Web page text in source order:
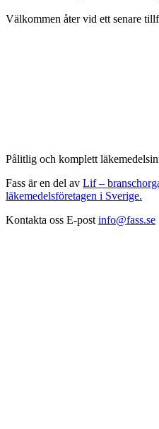
Välkommen åter vid ett senare
Pålitlig och komplett
Fass är en del av Lif –
läkemedelsföretagen i Sverige.
Kontakta oss E-post info@fass.se